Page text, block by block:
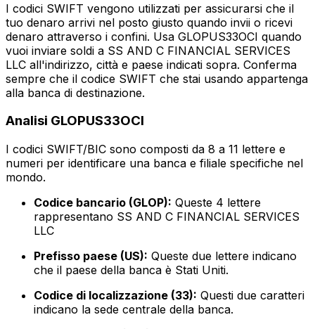
I codici SWIFT vengono utilizzati per assicurarsi che il
tuo denaro arrivi nel posto giusto quando invii o ricevi
denaro attraverso i confini. Usa GLOPUS33OCI quando
vuoi inviare soldi a SS AND C FINANCIAL SERVICES
LLC all'indirizzo, città e paese indicati sopra. Conferma
sempre che il codice SWIFT che stai usando appartenga
alla banca di destinazione.
Analisi GLOPUS33OCI
I codici SWIFT/BIC sono composti da 8 a 11 lettere e
numeri per identificare una banca e filiale specifiche nel
mondo.
Codice bancario (GLOP): Queste 4 lettere
rappresentano SS AND C FINANCIAL SERVICES
LLC
Prefisso paese (US): Queste due lettere indicano
che il paese della banca è Stati Uniti.
Codice di localizzazione (33): Questi due caratteri
indicano la sede centrale della banca.